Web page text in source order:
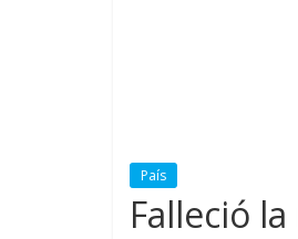
País
Falleció